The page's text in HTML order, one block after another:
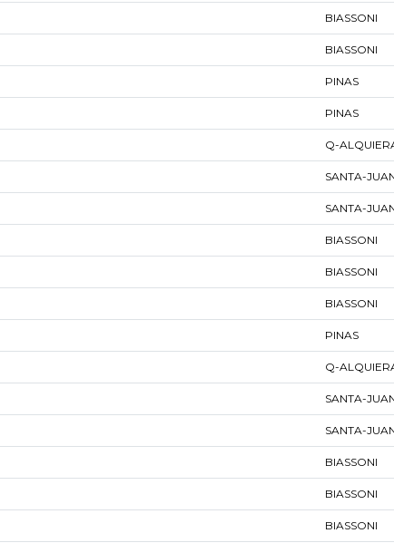
BIASSONI
BIASSONI
PINAS
PINAS
Q-
SANTA-
SANTA-
BIASSONI
BIASSONI
BIASSONI
PINAS
Q-
SANTA-
SANTA-
BIASSONI
BIASSONI
BIASSONI